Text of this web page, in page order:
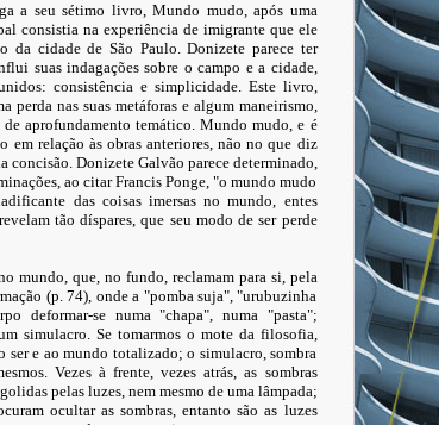
a seu sétimo livro, Mundo mudo, após uma
consistia na experiência de imigrante que ele
cidade de São Paulo. Donizete parece ter
suas indagações sobre o campo e a cidade,
consistência e simplicidade. Este livro,
perda nas suas metáforas e algum maneirismo,
aprofundamento temático. Mundo mudo, e é
em relação às obras anteriores, não no que diz
concisão. Donizete Galvão parece determinado,
ao citar Francis Ponge, "o mundo mudo
das coisas imersas no mundo, entes
tão díspares, que seu modo de ser perde
mundo, que, no fundo, reclamam para si, pela
(p. 74), onde a "pomba suja", "urubuzinha
deformar-se numa "chapa", numa "pasta";
simulacro. Se tomarmos o mote da filosofia,
e ao mundo totalizado; o simulacro, sombra
Vezes à frente, vezes atrás, as sombras
pelas luzes, nem mesmo de uma lâmpada;
ocultar as sombras, entanto são as luzes